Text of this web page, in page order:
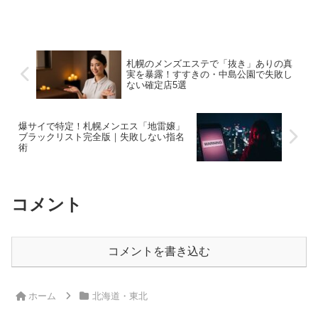
札幌のメンズエステで「抜き」ありの真
実を暴露！すすきの・中島公園で失敗し
ない確定店5選
爆サイで特定！札幌メンエス「地雷嬢」
ブラックリスト完全版｜失敗しない指名
術
コメント
コメントを書き込む
ホーム 北海道・東北